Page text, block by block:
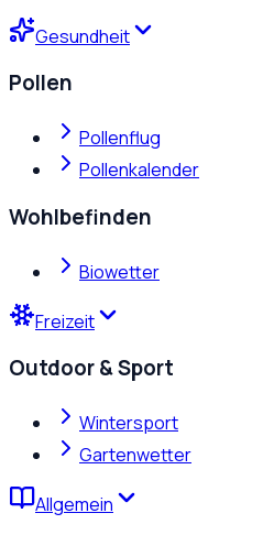
Gesundheit
Pollen
Pollenflug
Pollenkalender
Wohlbefinden
Biowetter
Freizeit
Outdoor & Sport
Wintersport
Gartenwetter
Allgemein